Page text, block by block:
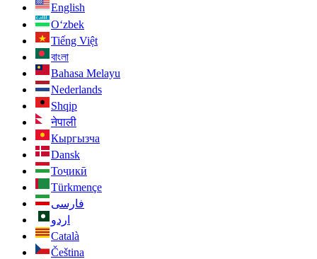
English
O‘zbek
Tiếng Việt
বাংলা
Bahasa Melayu
Nederlands
Shqip
नेपाली
Кыргызча
Dansk
Тоҷикӣ
Türkmençe
فارسی
اردو
Català
Čeština